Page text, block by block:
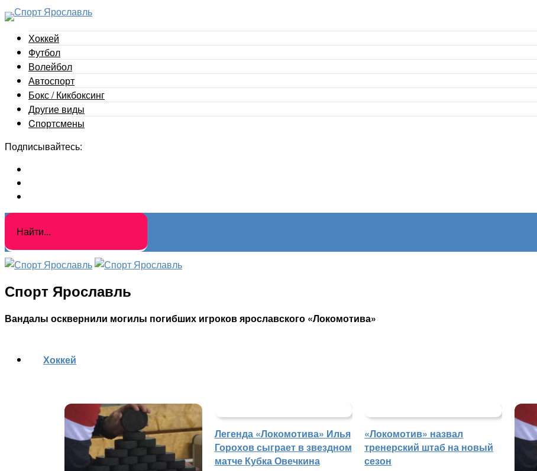
Хоккей
Футбол
Волейбол
Автоспорт
Бокс / Кикбоксинг
Другие виды
Cпортсмены
Подписывайтесь:
Спорт Ярославль
Вандалы осквернили могилы погибших игроков ярославского «Локомотива»
Хоккей
Легенда «Локомотива» Илья
Горохов сыграет в звездном
матче Кубка Овечкина
«Локомотив» назвал
тренерский штаб на новый
сезон